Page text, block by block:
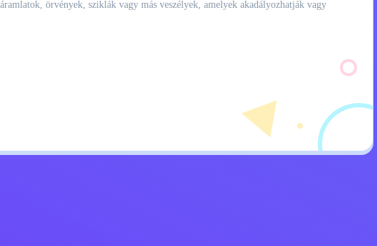
örvények, sziklák vagy más veszélyek, amelyek akadályozhatják vagy